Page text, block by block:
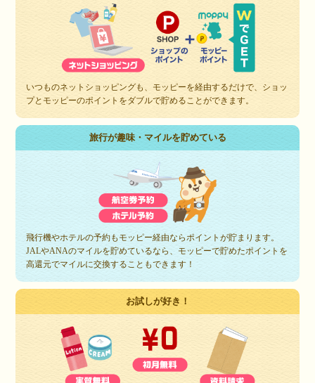
いつものネットショッピングも、モッピーを経由するだけで、ショッ
プとモッピーのポイントをダブルで貯めることができます。
旅行が趣味・マイルを貯めている
飛行機やホテルの予約もモッピー経由ならポイントが貯まります。
JALやANAのマイルを貯めているなら、モッピーで貯めたポイントを
高還元でマイルに交換することもできます！
お試しが好き！